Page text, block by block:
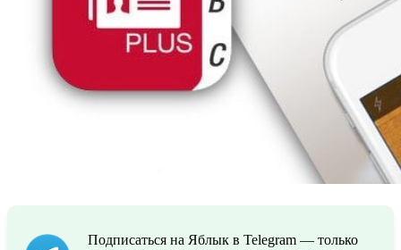
Подписаться на Яблык в Telegram — только